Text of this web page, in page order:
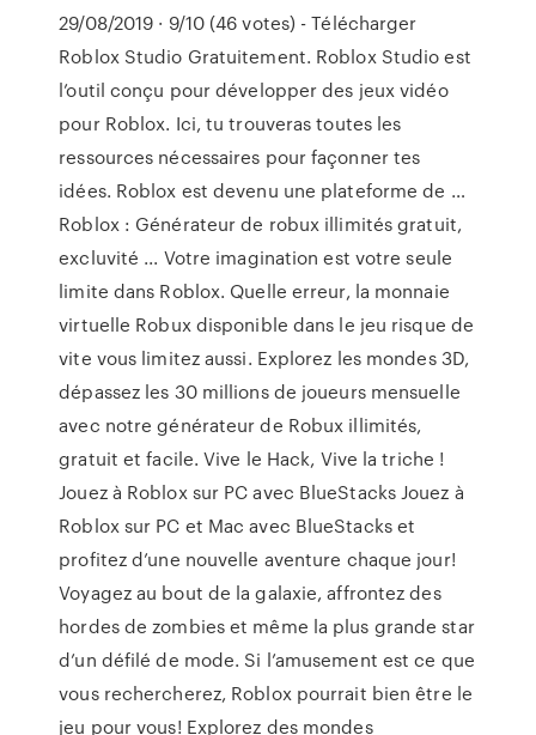
29/08/2019 · 9/10 (46 votes) - Télécharger
Roblox Studio Gratuitement. Roblox Studio est
l’outil conçu pour développer des jeux vidéo
pour Roblox. Ici, tu trouveras toutes les
ressources nécessaires pour façonner tes
idées. Roblox est devenu une plateforme de …
Roblox : Générateur de robux illimités gratuit,
excluvité ... Votre imagination est votre seule
limite dans Roblox. Quelle erreur, la monnaie
virtuelle Robux disponible dans le jeu risque de
vite vous limitez aussi. Explorez les mondes 3D,
dépassez les 30 millions de joueurs mensuelle
avec notre générateur de Robux illimités,
gratuit et facile. Vive le Hack, Vive la triche !
Jouez à Roblox sur PC avec BlueStacks Jouez à
Roblox sur PC et Mac avec BlueStacks et
profitez d’une nouvelle aventure chaque jour!
Voyagez au bout de la galaxie, affrontez des
hordes de zombies et même la plus grande star
d’un défilé de mode. Si l’amusement est ce que
vous rechercherez, Roblox pourrait bien être le
jeu pour vous! Explorez des mondes